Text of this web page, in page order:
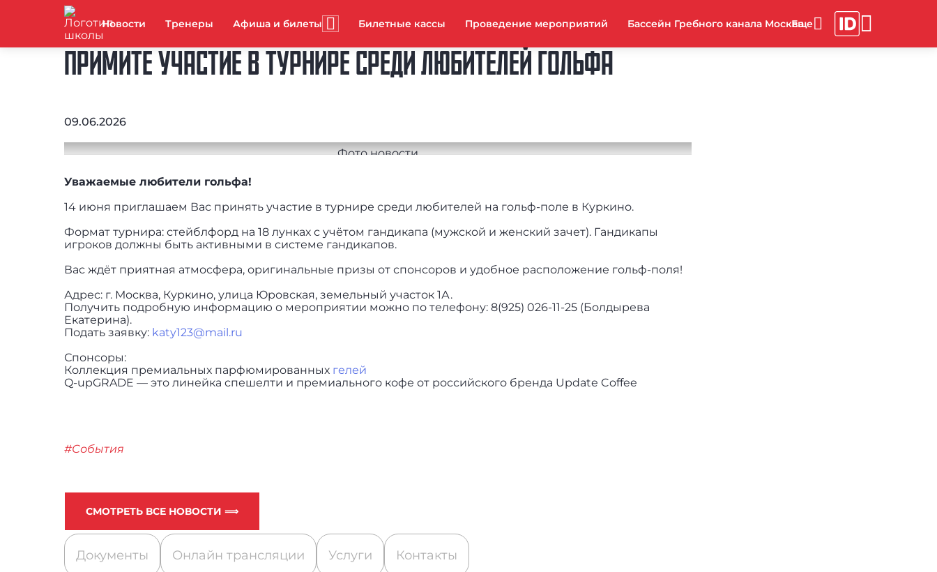
Новости Тренеры Афиша и билеты Билетные кассы Проведение мероприятий Бассейн Гребного канала Москва
ПРИМИТЕ УЧАСТИЕ В ТУРНИРЕ СРЕДИ ЛЮБИТЕЛЕЙ ГОЛЬФА
09.06.2026
Уважаемые любители гольфа!
14 июня приглашаем Вас принять участие в турнире среди любителей на гольф-поле в Куркино.
Формат турнира: стейблфорд на 18 лунках с учётом гандикапа (мужской и женский зачет). Гандикапы
игроков должны быть активными в системе гандикапов.
Вас ждёт приятная атмосфера, оригинальные призы от спонсоров и удобное расположение гольф-поля!
Адрес: г. Москва, Куркино, улица Юровская, земельный участок 1А.
Получить подробную информацию о мероприятии можно по телефону: 8(925) 026-11-25 (Болдырева
Екатерина).
Подать заявку: katy123@mail.ru
Спонсоры:
Коллекция премиальных парфюмированных гелей
Q-upGRADE — это линейка спешелти и премиального кофе от российского бренда Update Coffee
#События
СМОТРЕТЬ ВСЕ НОВОСТИ ⟹
Документы Онлайн трансляции Услуги Контакты